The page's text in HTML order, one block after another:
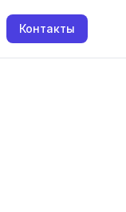
Контакты